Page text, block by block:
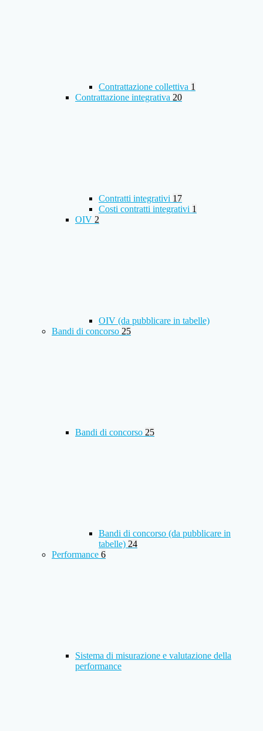
Contrattazione collettiva 1
Contrattazione integrativa 20
Contratti integrativi 17
Costi contratti integrativi 1
OIV 2
OIV (da pubblicare in tabelle)
Bandi di concorso 25
Bandi di concorso 25
Bandi di concorso (da pubblicare in
tabelle) 24
Performance 6
Sistema di misurazione e valutazione della
performance